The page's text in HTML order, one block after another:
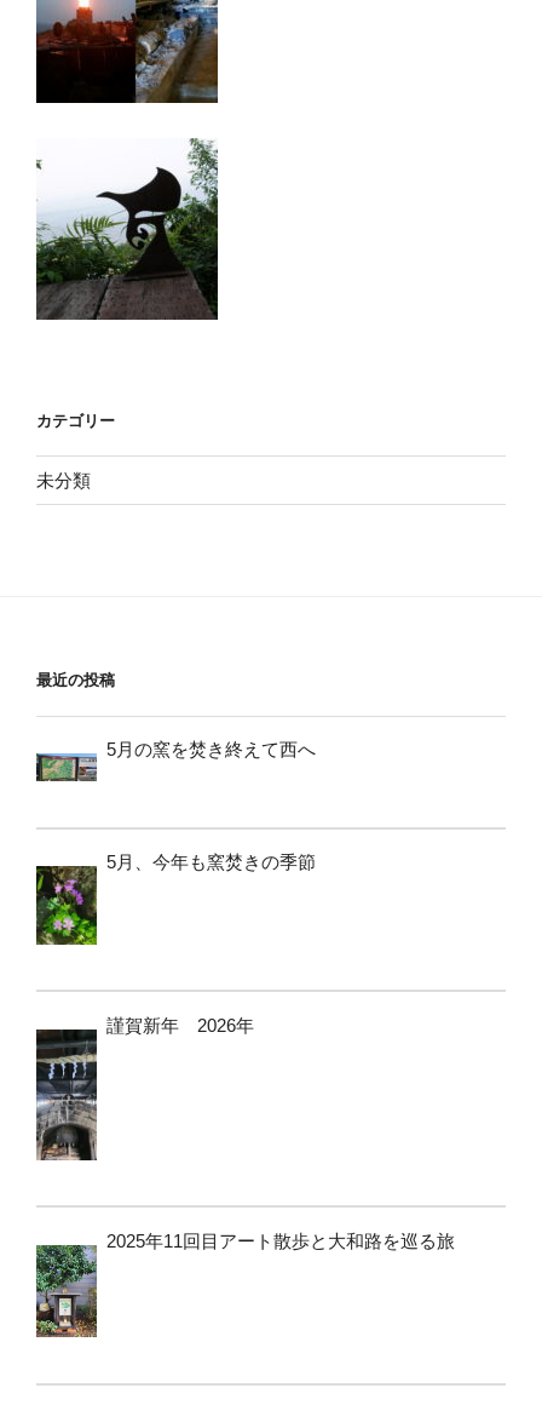
カテゴリー
未分類
最近の投稿
5月の窯を焚き終えて西へ
5月、今年も窯焚きの季節
謹賀新年 2026年
2025年11回目アート散歩と大和路を巡る旅